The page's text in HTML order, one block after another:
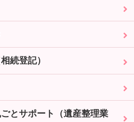
続登記）
ごとサポート（遺産整理業